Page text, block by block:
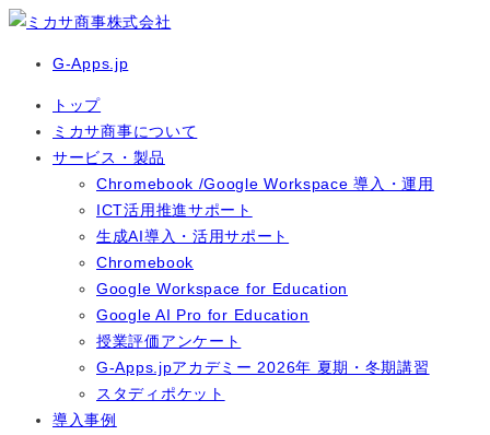
G-Apps.jp
トップ
ミカサ商事について
サービス・製品
Chromebook /Google Workspace 導入・運用
ICT活用推進サポート
生成AI導入・活用サポート
Chromebook
Google Workspace for Education
Google AI Pro for Education
授業評価アンケート
G-Apps.jpアカデミー 2026年 夏期・冬期講習
スタディポケット
導入事例